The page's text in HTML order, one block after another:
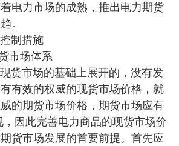
电力市场的成熟，推出电力期货
。
制措施
市场体系
货市场的基础上展开的，没有发
有效的权威的现货市场价格，就
的期货市场价格，期货市场应有
因此完善电力商品的现货市场价
货市场发展的首要前提。首先应